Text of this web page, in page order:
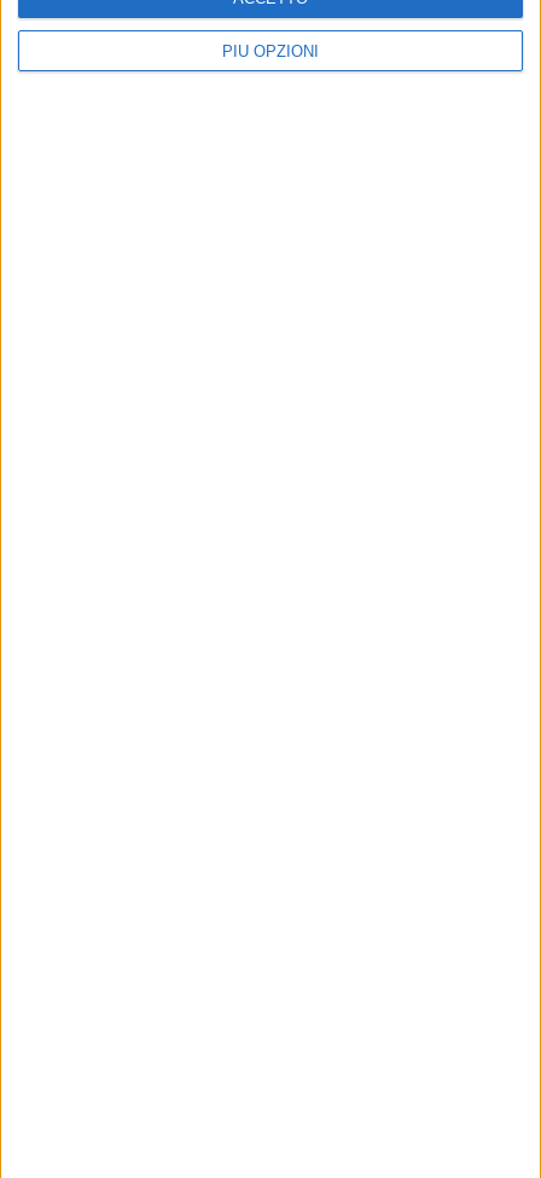
PIÙ OPZIONI